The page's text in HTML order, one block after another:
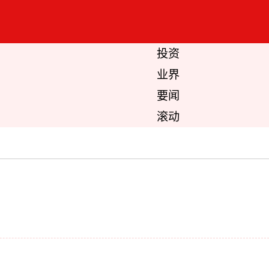
投资
业界
要闻
滚动